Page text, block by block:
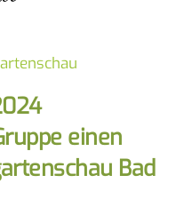
einen
Bad